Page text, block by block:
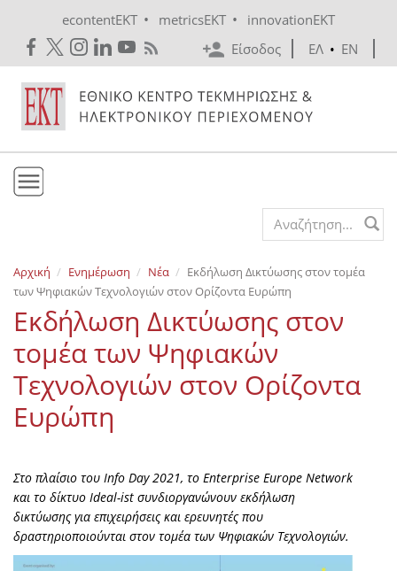
econtentEKT • metricsEKT •
innovationEKT
Είσοδος
ΕΛ • EN
Εκδόσεις
Επικοινωνία
Search form
Αρχική Ενημέρωση Νέα
Εκδήλωση Δικτύωσης στον τομέα
των Ψηφιακών Τεχνολογιών στον Ορίζοντα Ευρώπη
Εκδήλωση Δικτύωσης στον
τομέα των Ψηφιακών
Τεχνολογιών στον Ορίζοντα
Ευρώπη
Στο πλαίσιο του Info Day 2021, το Enterprise Europe Network
και το δίκτυο Ideal-ist συνδιοργανώνουν εκδήλωση
δικτύωσης για επιχειρήσεις και ερευνητές που
δραστηριοποιούνται στον τομέα των Ψηφιακών Τεχνολογιών.